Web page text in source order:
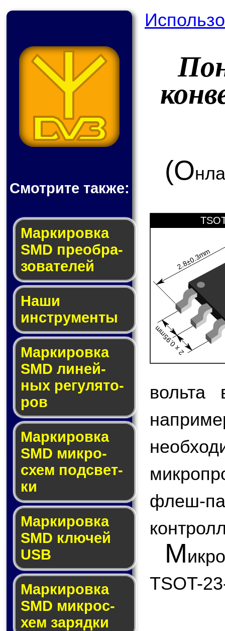
Смотрите также:
Мар­ки­ров­ка
SMD пре­об­ра­
зо­ва­те­лей
Наши
инструменты
Маркировка
SMD ли­ней­
ных ре­гу­ля­то­
ров
Маркировка
SMD мик­ро­
схем под­свет­
ки
Маркировка
SMD клю­чей
USB
Маркировка
SMD мик­рос­
хем за­ряд­ки
(О
2.8±0.3mm
2 x 0.95mm
вольта
М
TSOT-